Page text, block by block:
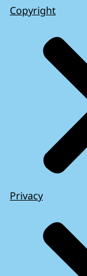
Copyright
Privacy